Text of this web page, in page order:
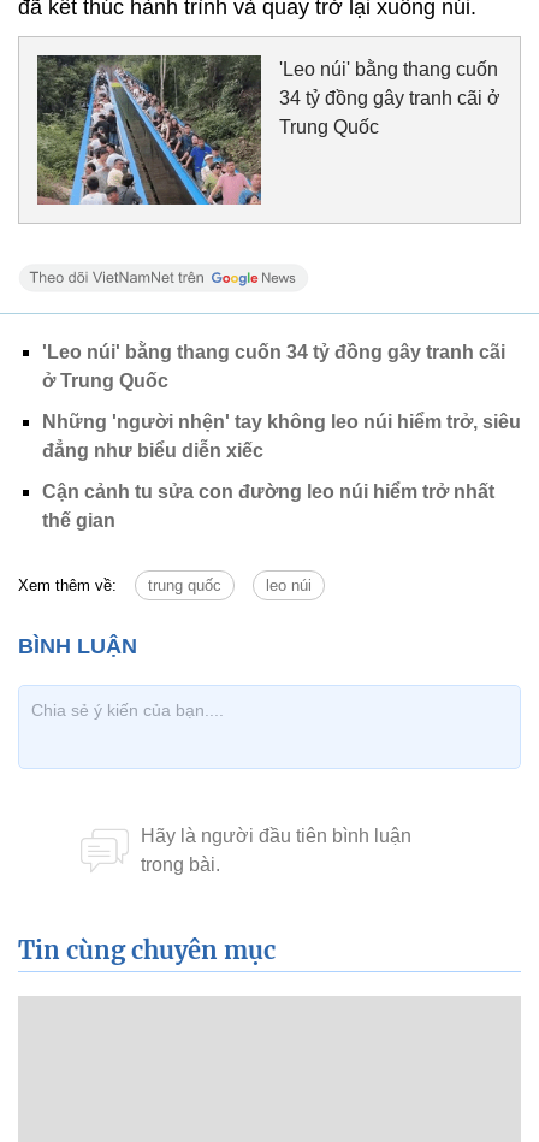
đã kết thúc hành trình và quay trở lại xuống núi.
'Leo núi' bằng thang cuốn
34 tỷ đồng gây tranh cãi ở
Trung Quốc
'Leo núi' bằng thang cuốn 34 tỷ đồng gây tranh cãi
ở Trung Quốc
Những 'người nhện' tay không leo núi hiểm trở, siêu
đẳng như biểu diễn xiếc
Cận cảnh tu sửa con đường leo núi hiểm trở nhất
thế gian
Xem thêm về: trung quốc leo núi
Tin cùng chuyên mục